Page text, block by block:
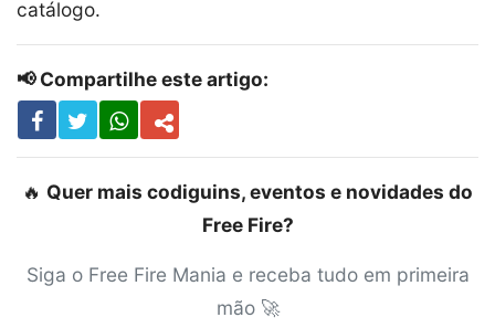
catálogo.
📢 Compartilhe este artigo:
🔥 Quer mais codiguins, eventos e novidades do
Free Fire?
Siga o Free Fire Mania e receba tudo em primeira
mão 🚀